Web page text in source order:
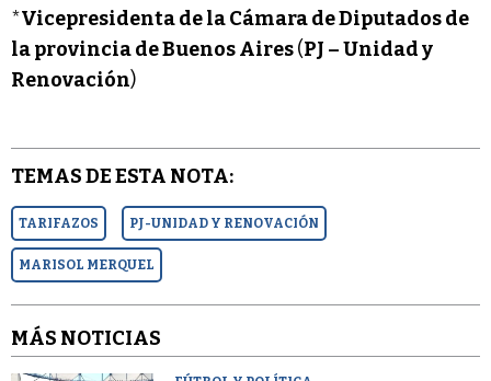
*Vicepresidenta de la Cámara de Diputados de
la provincia de Buenos Aires(PJ – Unidad y
Renovación)
TEMAS DE ESTA NOTA:
TARIFAZOS PJ-UNIDAD Y RENOVACIÓN
MARISOL MERQUEL
MÁS NOTICIAS